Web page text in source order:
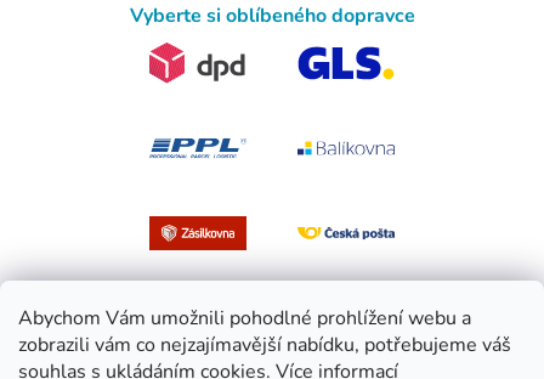
Abychom Vám umožnili pohodlné prohlížení webu a
zobrazili vám co nejzajímavější nabídku, potřebujeme váš
souhlas s ukládáním cookies. Více informací
Vyberte si oblíbeného dopravce